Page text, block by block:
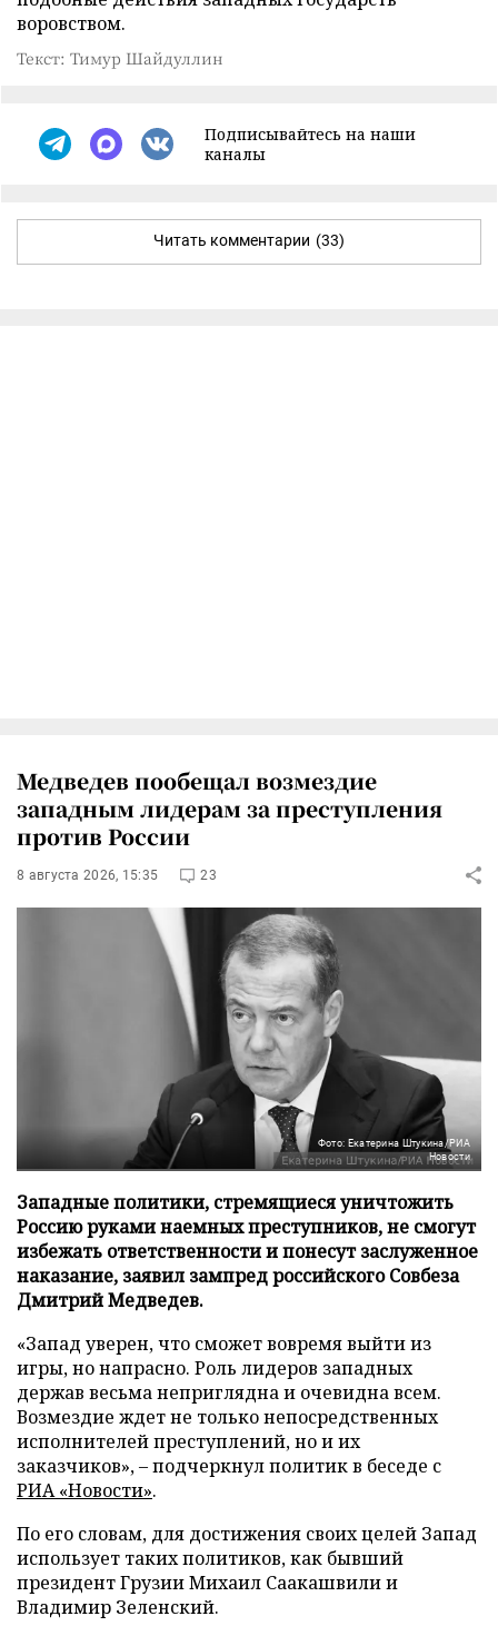
воровством.
Текст: Тимур Шайдуллин
Подписывайтесь на наши
каналы
Читать комментарии (33)
Медведев пообещал возмездие
западным лидерам за преступления
против России
8 августа 2026, 15:35 23
Фото: Екатерина Штукина/РИА
Новости
Западные политики, стремящиеся уничтожить
Россию руками наемных преступников, не смогут
избежать ответственности и понесут заслуженное
наказание, заявил зампред российского Совбеза
Дмитрий Медведев.
«Запад уверен, что сможет вовремя выйти из
игры, но напрасно. Роль лидеров западных
держав весьма неприглядна и очевидна всем.
Возмездие ждет не только непосредственных
исполнителей преступлений, но и их
заказчиков», – подчеркнул политик в беседе с
РИА «Новости».
По его словам, для достижения своих целей Запад
использует таких политиков, как бывший
президент Грузии Михаил Саакашвили и
Владимир Зеленский.